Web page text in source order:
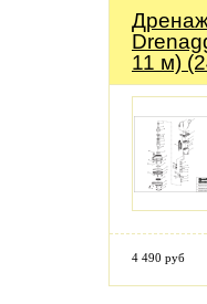
11 м)
4 490 руб